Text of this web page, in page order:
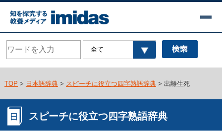
TOP > 日本語辞典> スピーチに役立つ四字熟語辞典> 出離生死
スピーチに役立つ四字熟語辞典